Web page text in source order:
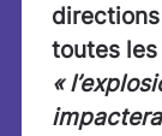
toutes les
«